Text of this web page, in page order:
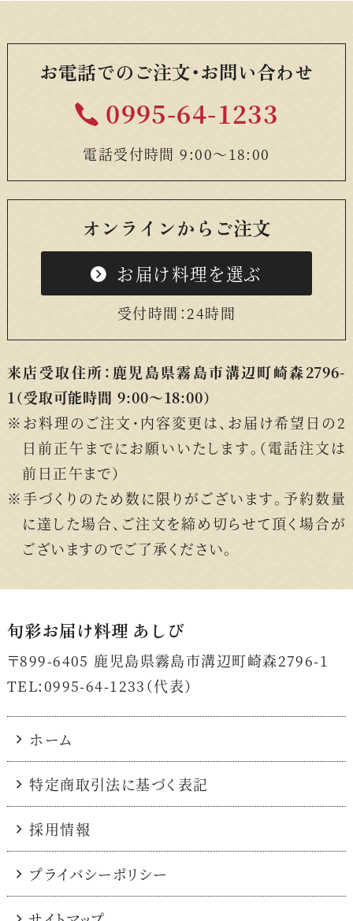
お電話でのご注文・お問い合わせ
0995-64-1233
電話受付時間 9:00〜18:00
オンラインからご注文
お届け料理を選ぶ
受付時間：24時間
来店受取住所：鹿児島県霧島市溝辺町崎森2796-
1 （受取可能時間 9:00〜18:00）
お料理のご注文・内容変更は、お届け希望日の2
日前正午までにお願いいたします。（電話注文は
前日正午まで）
手づくりのため数に限りがございます。予約数量
に達した場合、ご注文を締め切らせて頂く場合が
ございますのでご了承ください。
旬彩お届け料理 あしび
〒899-6405 鹿児島県霧島市溝辺町崎森2796-1
TEL:0995-64-1233（代表）
ホーム
特定商取引法に基づく表記
採用情報
プライバシーポリシー